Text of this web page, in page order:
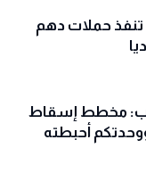
تنفذ حملات دهم
مخطط إسقاط